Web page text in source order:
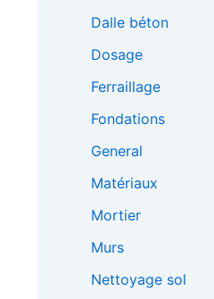
Dalle béton
Dosage
Ferraillage
Fondations
General
Matériaux
Mortier
Murs
Nettoyage sol